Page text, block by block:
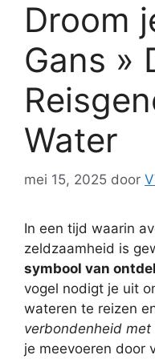
Droom
Gans »
Water
mei 15, 2025 door
In een tijd waarin
zeldzaamheid is
symbool van
vogel nodigt je uit
wateren te reizen
verbondenheid
je meevoeren door